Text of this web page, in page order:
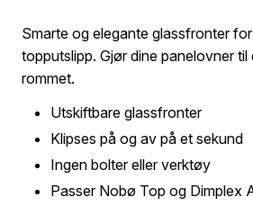
Smarte og elegante glassfronter
topputslipp. Gjør dine panelovner til
rommet.
Utskiftbare glassfronter
Klipses på og av på et sekund
Ingen bolter eller verktøy
Passer Nobø Top og Dimplex